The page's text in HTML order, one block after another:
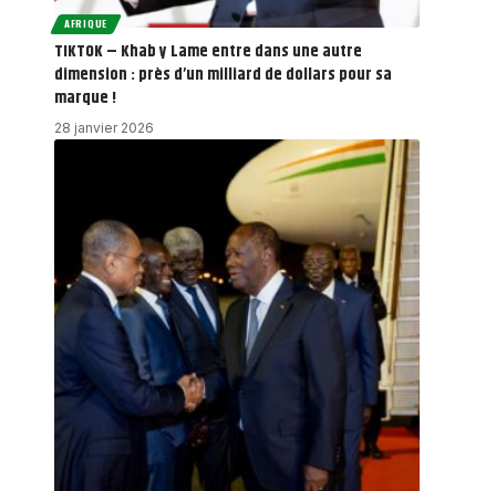
AFRIQUE
TIKTOK – Khab y Lame entre dans une autre
dimension : près d’un milliard de dollars pour sa
marque !
28 janvier 2026